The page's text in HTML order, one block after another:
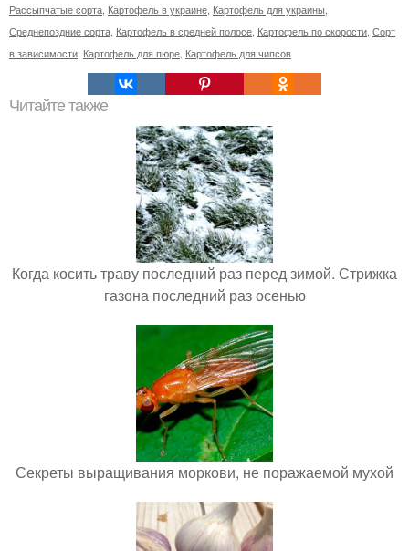
Рассыпчатые сорта, Картофель в украине, Картофель для украины,
Среднепоздние сорта, Картофель в средней полосе, Картофель по скорости, Сорт
в зависимости, Картофель для пюре, Картофель для чипсов
Читайте также
Когда косить траву последний раз перед зимой. Стрижка
газона последний раз осенью
Секреты выращивания моркови, не поражаемой мухой